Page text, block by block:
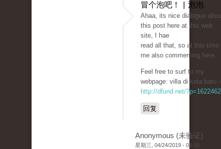
冒个泡吧！ | 泡泡
Ahaa, itѕ nice ԁialogue
this post here at this web
site, I hae
read all that, so at this time
me also commenting һere.
Feel free to surf to my
webpage: vіllа di kota batu -
http://dfund.net/?p=1622462
回复
Anonymous (未验证)
星期三, 04/24/2019 - 04:15